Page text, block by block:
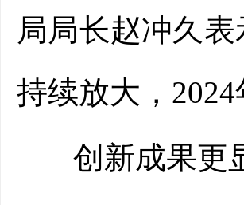
局局长赵冲久
持续放大，
创新成果更